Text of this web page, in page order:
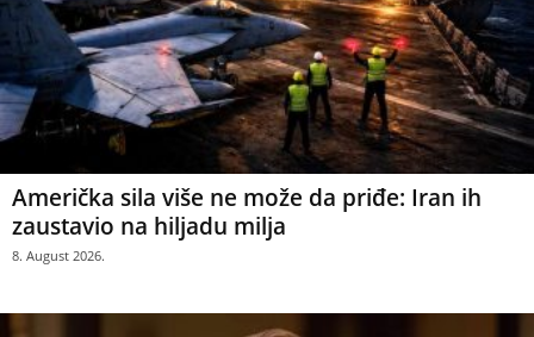
Američka sila više ne može da priđe: Iran ih
zaustavio na hiljadu milja
8. August 2026.